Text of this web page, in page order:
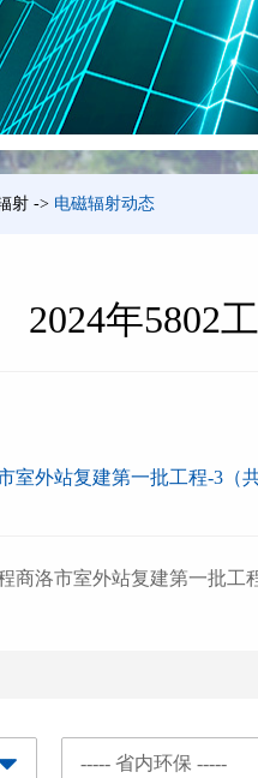
射 -> 电磁辐射动态
2024年5802
室外站复建第一批工程-3（
商洛市室外站复建第一批工